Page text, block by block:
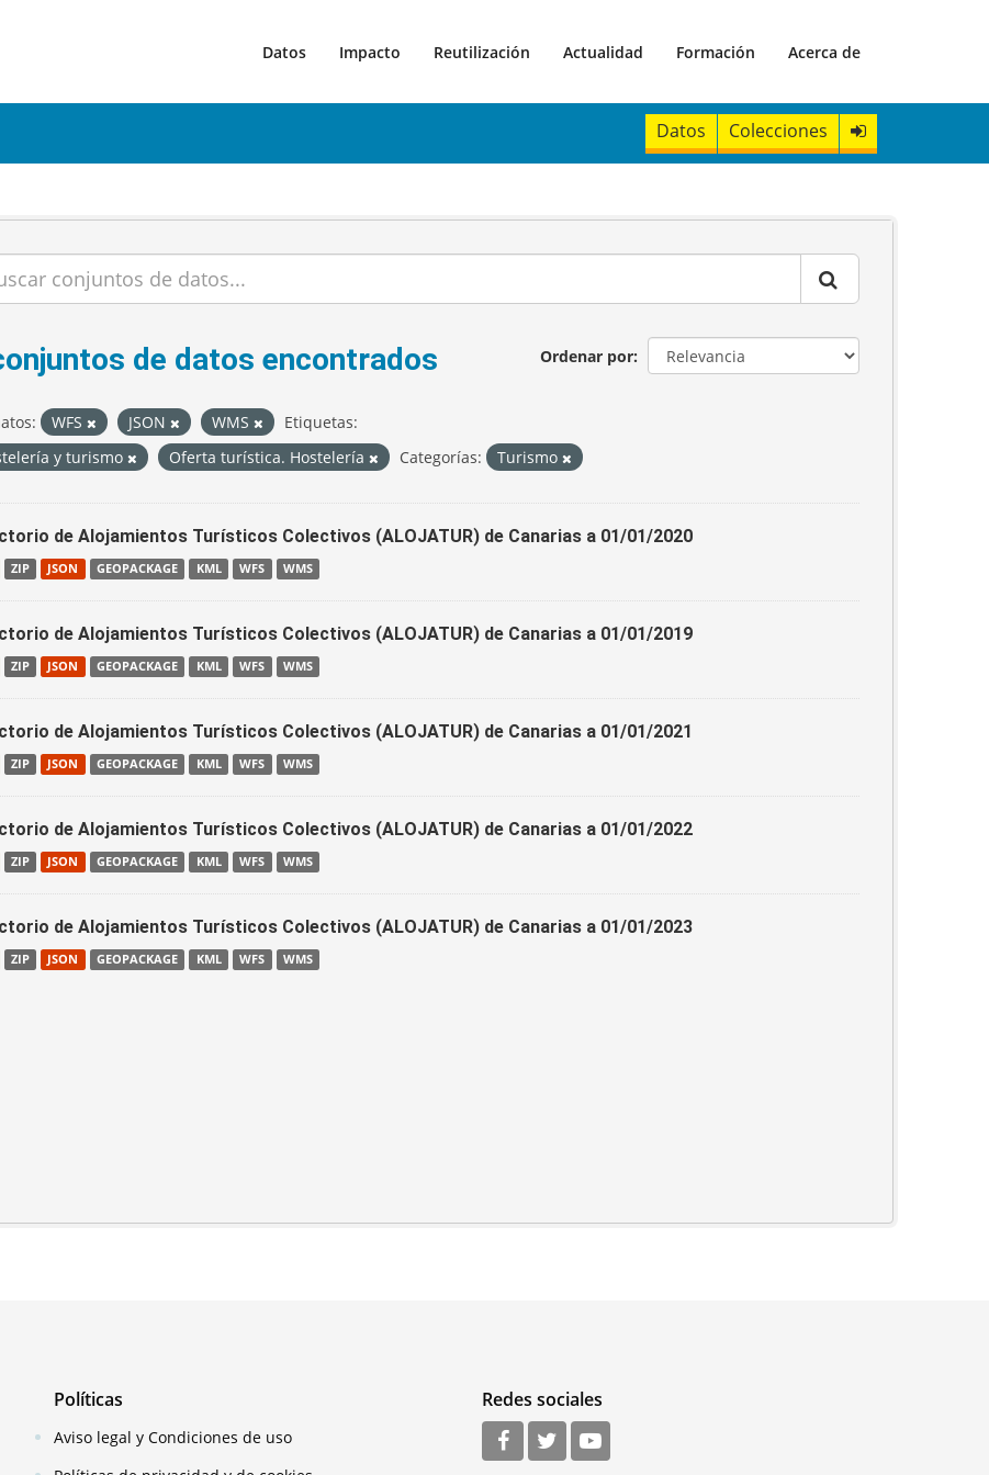
Datos Impacto Reutilización Actualidad Formación Acerca de
Datos Colecciones
Ordenar por
de datos encontrados
WFS JSON WMS
Etiquetas:
y turismo
Oferta turística. Hostelería Categorías: Turismo
de Alojamientos Turísticos Colectivos (ALOJATUR) de Canarias a 01/01/2020
ZIP JSON GEOPACKAGE KML WFS WMS
de Alojamientos Turísticos Colectivos (ALOJATUR) de Canarias a 01/01/2019
ZIP JSON GEOPACKAGE KML WFS WMS
de Alojamientos Turísticos Colectivos (ALOJATUR) de Canarias a 01/01/2021
ZIP JSON GEOPACKAGE KML WFS WMS
de Alojamientos Turísticos Colectivos (ALOJATUR) de Canarias a 01/01/2022
ZIP JSON GEOPACKAGE KML WFS WMS
de Alojamientos Turísticos Colectivos (ALOJATUR) de Canarias a 01/01/2023
ZIP JSON GEOPACKAGE KML WFS WMS
Políticas
Aviso legal y Condiciones de uso
Redes sociales